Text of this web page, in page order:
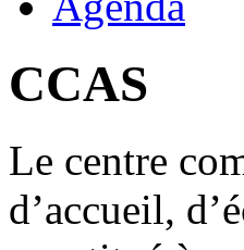
CCAS
Le centre
d’accueil,